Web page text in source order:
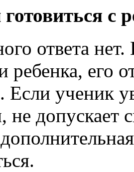
с
ответа
ребенка, его
Если ученик
не